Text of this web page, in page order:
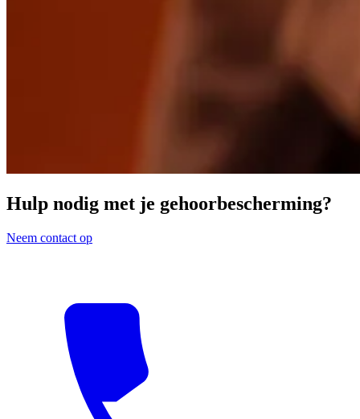
Hulp nodig met je gehoorbescherming?
Neem contact op